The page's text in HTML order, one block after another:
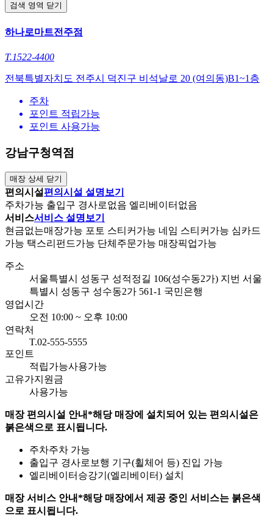
검색 영역 닫기
하나로마트전주점
T.1522-4400
전북특별자치도 전주시 덕진구 비석날로 20 (여의동)B1~1층
주차
포인트 적립가능
포인트 사용가능
강남구청역점
매장 상세 닫기
편의시설편의시설 설명보기
주차가능 출입구 경사로없음 엘리베이터 없음
서비스서비스 설명보기
현금없는매장가능 포토 스티커 가능 네임 스티커 가능 심카드
가능 택스리펀드가능 단체주문가능 매장픽업가능
주소
서울특별시 성동구 성적정길 106(성수동2가) 지번 서울
특별시 성동구 성수동2가 561-1 국민은행
영업시간
오전 10:00 ~ 오후 10:00
연락처
T.02-555-5555
포인트
적립가능사용가능
고유가지원금
사용가능
매장 편의시설 안내*해당 매장에 설치되어 있는 편의시설은
붉은색으로 표시됩니다.
주차주차 가능
출입구 경사로보행 기구(휠체어 등) 진입 가능
엘리베이터 승강기(엘리베이터) 설치
매장 서비스 안내*해당 매장에서 제공 중인 서비스는 붉은색
으로 표시됩니다.